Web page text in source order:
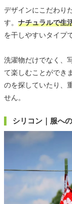
デザインにこだわり
す。 ナチュラルで生
を干しやすいタイプ
洗濯物だけでなく、
て楽しむことができ
のを探していたり、
せん。
シリコン｜服へ